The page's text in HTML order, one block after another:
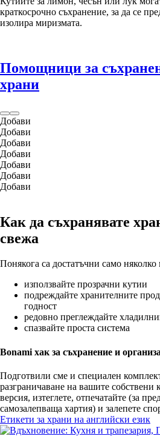
краткосрочно съхранение, за да се
изолира миризмата.
Помощници за
храни
Добави
Добави
Добави
Добави
Добави
Добави
Добави
Как да съхранявате
свежа
Понякога са достатъчни само
използвайте прозрачни кутии
подреждайте хранителните
годност
редовно преглеждайте
спазвайте проста система
Bonami хак за съхранение и
Подготвили сме и специален
разграничаване на вашите собствени
версия, изтеглете, отпечатайте (за
самозалепваща хартия) и залепете
Етикети за храни на английски език